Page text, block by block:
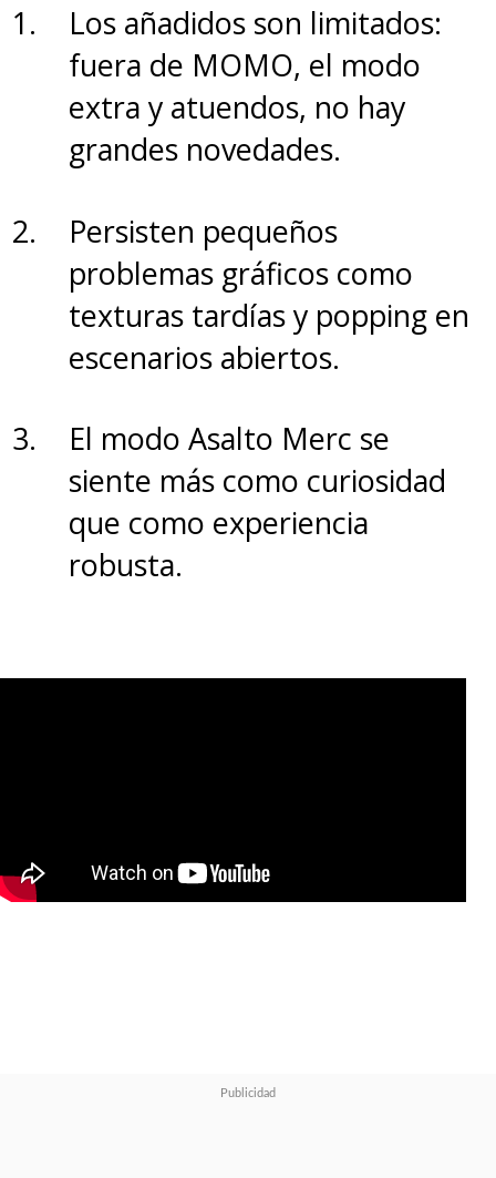
Los añadidos son limitados:
fuera de MOMO, el modo
extra y atuendos, no hay
grandes novedades.
Persisten pequeños
problemas gráficos como
texturas tardías y popping en
escenarios abiertos.
El modo Asalto Merc se
siente más como curiosidad
que como experiencia
robusta.